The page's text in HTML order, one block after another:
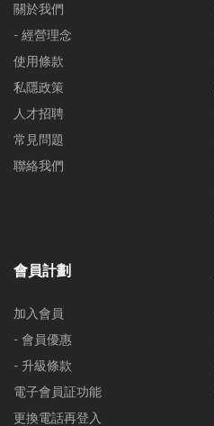
關於我們
- 經營理念
使用條款
私隱政策
人才招聘
常見問題
聯絡我們
會員計劃
加入會員
- 會員優惠
- 升級條款
電子會員証功能
更換電話再登入